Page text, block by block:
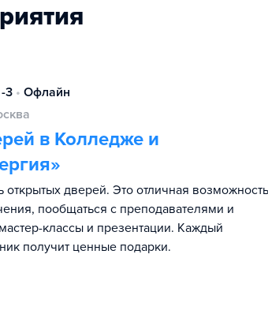
3 • Офлайн
в Колледже и
дверей. Это отличная возможность
пообщаться с преподавателями и
классы и презентации. Каждый
получит ценные подарки.